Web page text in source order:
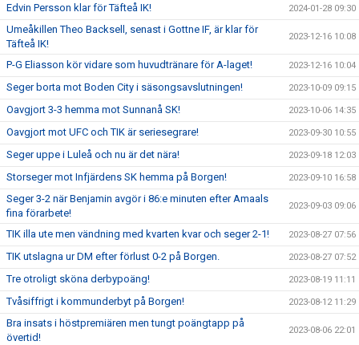
Edvin Persson klar för Täfteå IK! 2024-01-28 09:30
Umeåkillen Theo Backsell, senast i Gottne IF, är klar för
Täfteå IK!
2023-12-16 10:08
P-G Eliasson kör vidare som huvudtränare för A-laget! 2023-12-16 10:04
Seger borta mot Boden City i säsongsavslutningen! 2023-10-09 09:15
Oavgjort 3-3 hemma mot Sunnanå SK! 2023-10-06 14:35
Oavgjort mot UFC och TIK är seriesegrare! 2023-09-30 10:55
Seger uppe i Luleå och nu är det nära! 2023-09-18 12:03
Storseger mot Infjärdens SK hemma på Borgen! 2023-09-10 16:58
Seger 3-2 när Benjamin avgör i 86:e minuten efter Amaals
fina förarbete!
2023-09-03 09:06
TIK illa ute men vändning med kvarten kvar och seger 2-1! 2023-08-27 07:56
TIK utslagna ur DM efter förlust 0-2 på Borgen. 2023-08-27 07:52
Tre otroligt sköna derbypoäng! 2023-08-19 11:11
Tvåsiffrigt i kommunderbyt på Borgen! 2023-08-12 11:29
Bra insats i höstpremiären men tungt poängtapp på
övertid!
2023-08-06 22:01